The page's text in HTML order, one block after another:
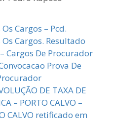
Cargos – Pcd.
Cargos. Resultado
Cargos De Procurador
Prova De
DE TAXA DE
– PORTO CALVO –
CALVO retificado em